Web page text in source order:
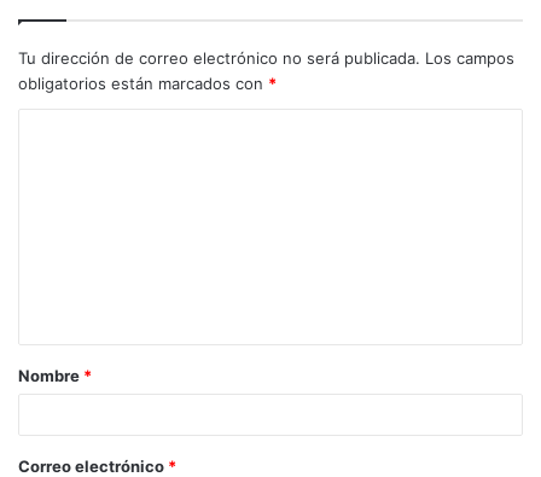
Tu dirección de correo electrónico no será publicada. Los campos
obligatorios están marcados con *
a
r
Nombre *
Correo electrónico *